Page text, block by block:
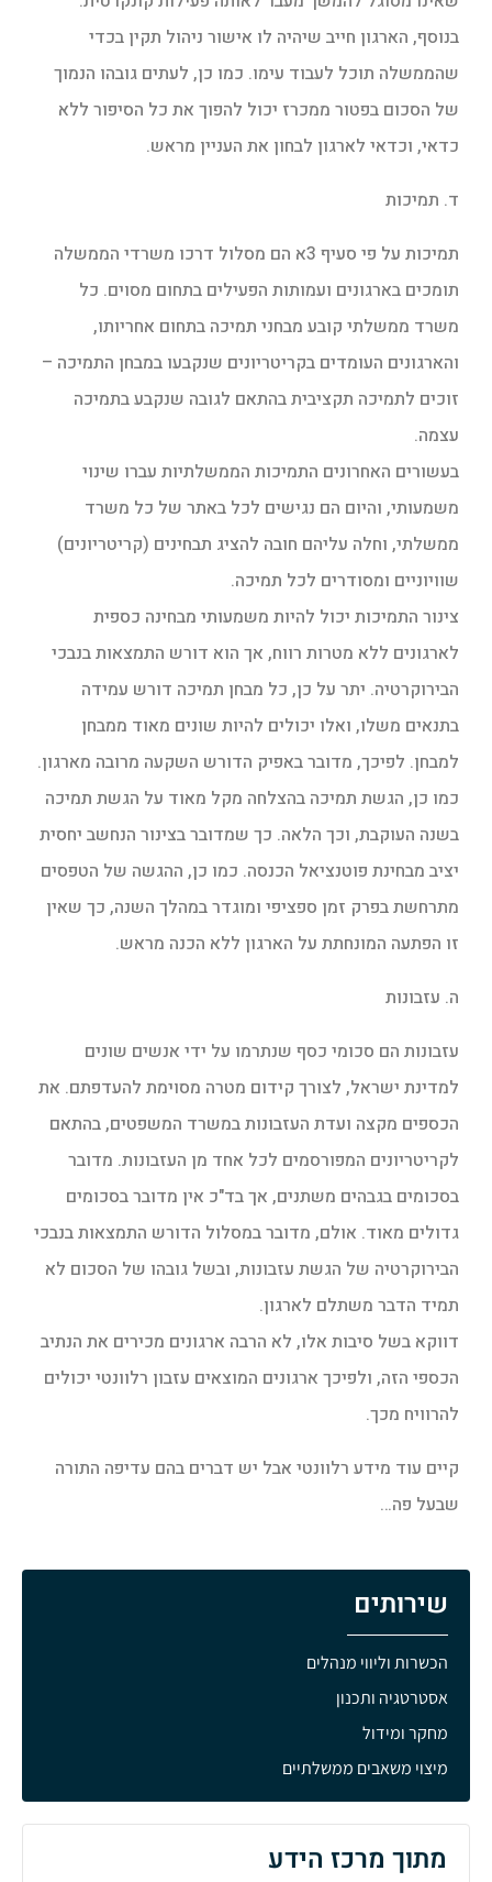
בנוסף, הארגון חייב שיהיה לו אישור ניהול תקין בכדי
שהממשלה תוכל לעבוד עימו. כמו כן, לעתים גובהו הנמוך
של הסכום בפטור ממכרז יכול להפוך את כל הסיפור ללא
כדאי, וכדאי לארגון לבחון את העניין מראש.
ד. תמיכות
תמיכות על פי סעיף 3א הם מסלול דרכו משרדי הממשלה
תומכים בארגונים ועמותות הפעילים בתחום מסוים. כל
משרד ממשלתי קובע מבחני תמיכה בתחום אחריותו,
והארגונים העומדים בקריטריונים שנקבעו במבחן התמיכה –
זוכים לתמיכה תקציבית בהתאם לגובה שנקבע בתמיכה
עצמה.
בעשורים האחרונים התמיכות הממשלתיות עברו שינוי
משמעותי, והיום הם נגישים לכל באתר של כל משרד
ממשלתי, וחלה עליהם חובה להציג תבחינים (קריטריונים)
שוויוניים ומסודרים לכל תמיכה.
צינור התמיכות יכול להיות משמעותי מבחינה כספית
לארגונים ללא מטרות רווח, אך הוא דורש התמצאות בנבכי
הבירוקרטיה. יתר על כן, כל מבחן תמיכה דורש עמידה
בתנאים משלו, ואלו יכולים להיות שונים מאוד ממבחן
למבחן. לפיכך, מדובר באפיק הדורש השקעה מרובה מארגון.
כמו כן, הגשת תמיכה בהצלחה מקל מאוד על הגשת תמיכה
בשנה העוקבת, וכך הלאה. כך שמדובר בצינור הנחשב יחסית
יציב מבחינת פוטנציאל הכנסה. כמו כן, ההגשה של הטפסים
מתרחשת בפרק זמן ספציפי ומוגדר במהלך השנה, כך שאין
זו הפתעה המונחתת על הארגון ללא הכנה מראש.
ה. עזבונות
עזבונות הם סכומי כסף שנתרמו על ידי אנשים שונים
למדינת ישראל, לצורך קידום מטרה מסוימת להעדפתם. את
הכספים מקצה ועדת העזבונות במשרד המשפטים, בהתאם
לקריטריונים המפורסמים לכל אחד מן העזבונות. מדובר
בסכומים בגבהים משתנים, אך בד"כ אין מדובר בסכומים
גדולים מאוד. אולם, מדובר במסלול הדורש התמצאות בנבכי
הבירוקרטיה של הגשת עזבונות, ובשל גובהו של הסכום לא
תמיד הדבר משתלם לארגון.
דווקא בשל סיבות אלו, לא הרבה ארגונים מכירים את הנתיב
הכספי הזה, ולפיכך ארגונים המוצאים עזבון רלוונטי יכולים
להרוויח מכך.
קיים עוד מידע רלוונטי אבל יש דברים בהם עדיפה התורה
שבעל פה…
שירותים
הכשרות וליווי מנהלים
אסטרטגיה ותכנון
מחקר ומידול
מיצוי משאבים ממשלתיים
מתוך מרכז הידע